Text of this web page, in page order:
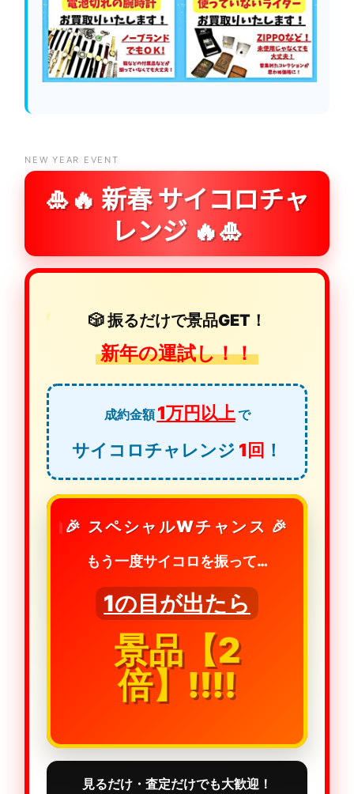
NEW YEAR EVENT
🎍🔥 新春 サイコロチャ
レンジ 🔥🎍
🎲 振るだけで景品GET！
新年の運試し！！
成約金額1万円以上で
サイコロチャレンジ 1回 ！
🎉 スペシャルWチャンス 🎉
もう一度サイコロを振って…
1の目が出たら
景品【2
倍】‼️‼️
見るだけ・査定だけでも大歓迎！